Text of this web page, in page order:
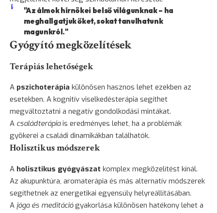
"Az álmok hírnökei belső világunknak – ha
meghallgatjuk őket, sokat tanulhatunk
magunkról."
Gyógyító megközelítések
Terápiás lehetőségek
A pszichoterápia különösen hasznos lehet ezekben az
esetekben. A kognitív viselkedésterápia segíthet
megváltoztatni a negatív gondolkodási mintákat.
A családterápiais eredményes lehet, ha a problémák
gyökerei a családi dinamikákban találhatók.
Holisztikus módszerek
A holisztikus gyógyászat komplex megközelítést kínál.
Az akupunktúra, aromaterápia és más alternatív módszerek
segíthetnek az energetikai egyensúly helyreállításában.
A jóga és meditációgyakorlása különösen hatékony lehet a